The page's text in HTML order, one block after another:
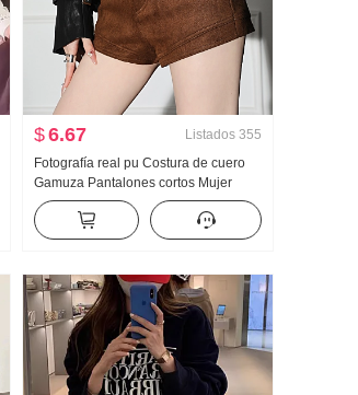
$6.67 Listados 355
Fotografía real pu Costura de cuero
Gamuza Pantalones cortos Mujer
2025 Otoño Invierno Dulce Genial
Chica atrevida Talle alto Ajustado Una
palabra Base Pantalones de montar